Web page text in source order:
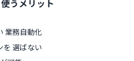
うメリット
業務自動化
を 選ばない